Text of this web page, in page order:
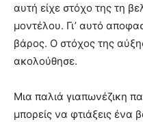
αυτή είχε στόχο της τη
μοντέλου. Γι’ αυτό
βάρος. Ο στόχος της
ακολούθησε.
Μια παλιά γιαπωνέζικη
μπορείς να φτιάξεις ένα